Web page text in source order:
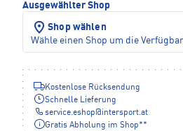
Ausgewählter Shop
Shop wählen
Wähle einen Shop um die
Kostenlose Rücksendung
Schnelle Lieferung
service.eshop@ intersport.at
Gratis Abholung im Shop**